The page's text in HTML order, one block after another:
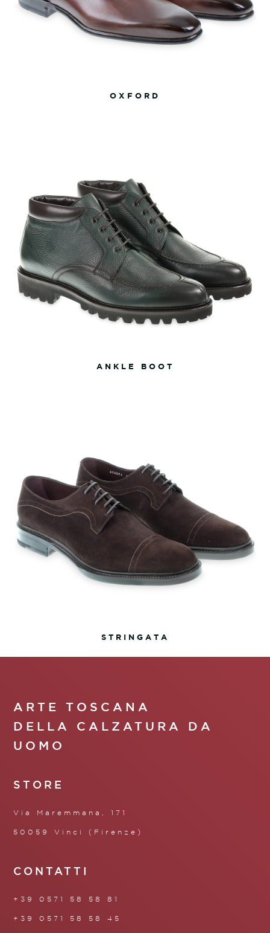
OXFORD
ANKLE BOOT
STRINGATA
ARTE TOSCANA
DELLA CALZATURA DA
UOMO
STORE
Via Maremmana, 171
50059 Vinci (Firenze)
CONTATTI
+39 0571 58 58 81
+39 0571 58 58 45